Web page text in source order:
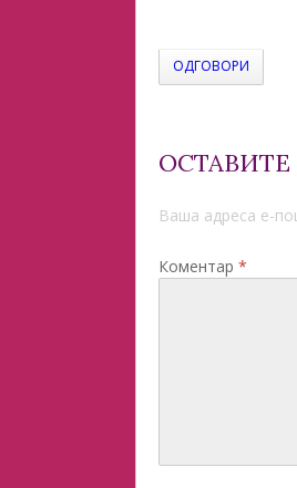
ОДГОВОРИ
Ваша адреса е-
Коментар *